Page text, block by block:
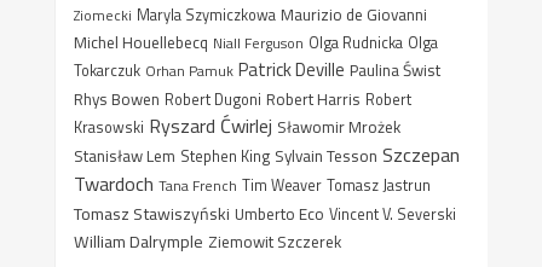
Ziomecki Maryla Szymiczkowa Maurizio de Giovanni
Michel Houellebecq Niall Ferguson Olga Rudnicka Olga
Tokarczuk Orhan Pamuk Patrick Deville Paulina Świst
Rhys Bowen Robert Dugoni Robert Harris Robert
Krasowski Ryszard Ćwirlej Sławomir Mrożek
Stanisław Lem Stephen King Sylvain Tesson Szczepan
Twardoch Tana French Tim Weaver Tomasz Jastrun
Tomasz Stawiszyński Umberto Eco Vincent V. Severski
William Dalrymple Ziemowit Szczerek